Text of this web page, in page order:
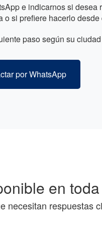
e indicarnos si
o si prefiere hacerlo desde
paso según su
por WhatsApp
en
necesitan respuestas